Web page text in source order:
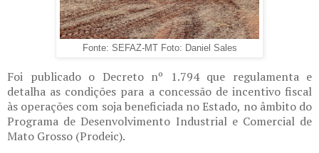
Fonte: SEFAZ-MT Foto: Daniel Sales
Foi publicado o Decreto nº 1.794 que regulamenta e
detalha as condições para a concessão de incentivo fiscal
às operações com soja beneficiada no Estado, no âmbito do
Programa de Desenvolvimento Industrial e Comercial de
Mato Grosso (Prodeic).